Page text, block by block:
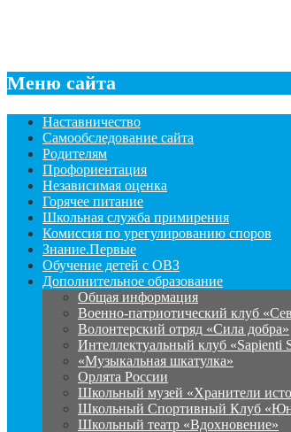
Меню сайта
Наставничество
Самообследование сайта
Родителям
Профориентация
Независимая оценка
Горячее питание
Школьная служба примирения
Комиссия по урегулированию споров
Знание.Первые
Обучение детей с ОВЗ
Дополнительное образование
Общая информация
Военно-патриотический клуб
Волонтерский отряд «Сила добра»
Интеллектуальный клуб «Sapienti
«Музыкальная шкатулка»
Орлята России
Школьный музей «Хранители
Школьный Спортивный Клуб
Школьный театр «Вдохновение»